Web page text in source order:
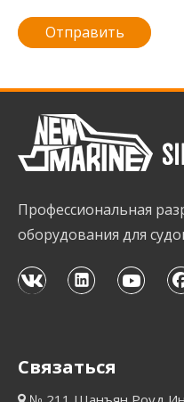
Отправить
Профессиональная
оборудования для
Связаться
